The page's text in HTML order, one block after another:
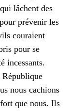
lâchent des
prévenir les
couraient
pour se
incessants.
République
nous cachions
que nous. Ils